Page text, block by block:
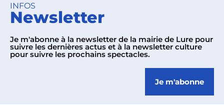
INFOS
Newsletter
Je m'abonne à la newsletter de la mairie de Lure pour
suivre les dernières actus et à la newsletter culture
pour suivre les prochains spectacles.
Je m'abonne